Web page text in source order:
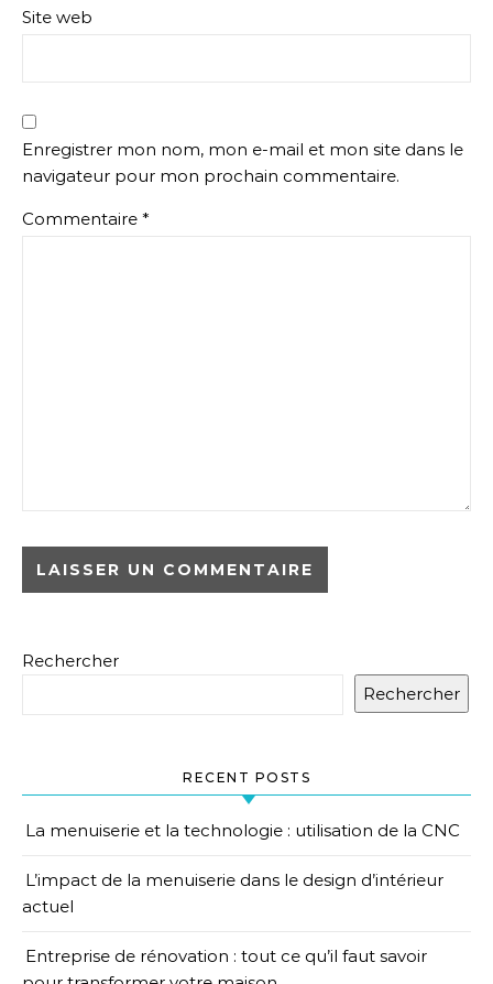
Site web
Enregistrer mon nom, mon e-mail et mon site dans le
navigateur pour mon prochain commentaire.
Commentaire *
Rechercher
Rechercher
RECENT POSTS
La menuiserie et la technologie : utilisation de la CNC
L’impact de la menuiserie dans le design d’intérieur
actuel
Entreprise de rénovation : tout ce qu’il faut savoir